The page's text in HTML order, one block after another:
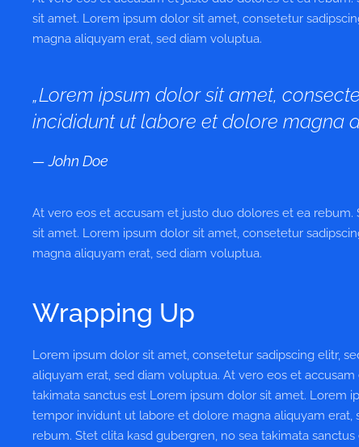
sit amet. Lorem ipsum dolor sit amet, consetetur
magna aliquyam erat, sed diam voluptua.
„Lorem ipsum dolor sit amet,
incididunt ut labore et dolore magna
John Doe
At vero eos et accusam et justo duo dolores et ea
sit amet. Lorem ipsum dolor sit amet, consetetur
magna aliquyam erat, sed diam voluptua.
Wrapping Up
Lorem ipsum dolor sit amet, consetetur sadipscing elitr,
aliquyam erat, sed diam voluptua. At vero eos et
takimata sanctus est Lorem ipsum dolor sit amet. Lorem
tempor invidunt ut labore et dolore magna aliquyam
rebum. Stet clita kasd gubergren, no sea takimata